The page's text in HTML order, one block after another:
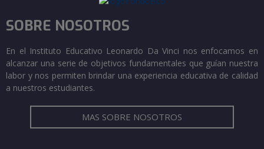
SOBRE NOSOTROS
En el Instituto Educativo Leonardo Da Vinci nos enfocamos en
alcanzar una serie de objetivos fundamentales que guían nuestra
labor y nos permiten brindar una experiencia educativa de calidad
a nuestros estudiantes.
MAS SOBRE NOSOTROS